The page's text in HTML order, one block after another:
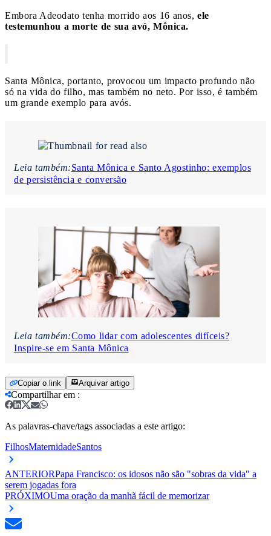
Embora Adeodato tenha morrido aos 16 anos, ele
testemunhou a morte de sua avó, Mônica.
Santa Mônica, portanto, provocou um impacto profundo não
só na vida do filho, mas também no neto. Por isso, é também
um grande exemplo para avós.
Leia também:Santa Mônica e Santo Agostinho: exemplos
de persistência e conversão
Leia também:Como lidar com adolescentes difíceis?
Inspire-se em Santa Mônica
Copiar o link Arquivar artigo
Compartilhar em :
As palavras-chave/tags associadas a este artigo:
FilhosMaternidadeSantos
ANTERIORPapa Francisco: os idosos não são "sobras da vida" a
serem jogadas fora
PRÓXIMOUma oração da manhã fácil de memorizar